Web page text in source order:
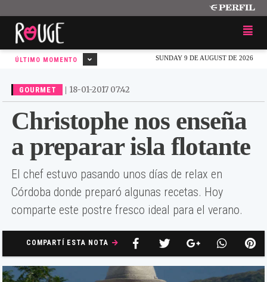
SUNDAY 9 DE AUGUST DE 2026
ÚLTIMO MOMENTO
GOURMET | 18-01-2017 07:42
Christophe nos enseña
a preparar isla flotante
El chef estuvo pasando unos días de relax en
Córdoba donde preparó algunas recetas. Hoy
comparte este postre fresco ideal para el verano.
COMPARTÍ ESTA NOTA